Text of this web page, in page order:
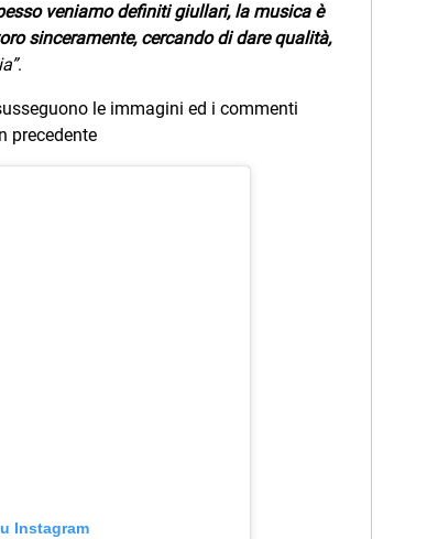
veniamo definiti giullari, la musica è
sinceramente, cercando di dare qualità,
.
le immagini ed i commenti
precedente
Instagram